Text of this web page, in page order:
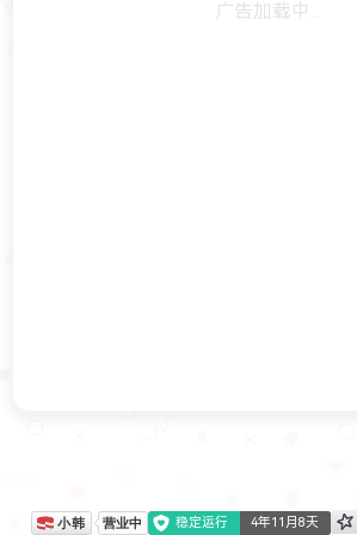
稳定运行 4年11月8天